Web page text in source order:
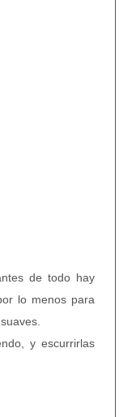
de todo hay
lo menos para
y escurrirlas